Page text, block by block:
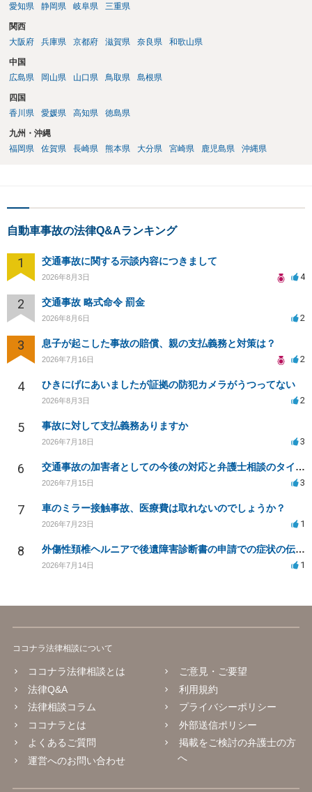
愛知県
静岡県 岐阜県 三重県
関西
大阪府
兵庫県 京都府 滋賀県 奈良県 和歌山県
中国
広島県
岡山県 山口県 鳥取県 島根県
四国
香川県
愛媛県 高知県 徳島県
九州・沖縄
福岡県
佐賀県 長崎県 熊本県 大分県 宮崎県 鹿児島県 沖縄県
自動車事故の法律Q&Aランキング
1 交通事故に関する示談内容につきまして
2026年8月3日 4
2 交通事故 略式命令 罰金
2026年8月6日 2
3 息子が起こした事故の賠償、親の支払義務と対策は？
2026年7月16日 2
4 ひきにげにあいましたが証拠の防犯カメラがうつってない
2026年8月3日 2
5 事故に対して支払義務ありますか
2026年7月18日 3
6 交通事故の加害者としての今後の対応と弁護士相談のタイミングは？
2026年7月15日 3
7 車のミラー接触事故、医療費は取れないのでしょうか？
2026年7月23日 1
8 外傷性頚椎ヘルニアで後遺障害診断書の申請での症状の伝え方等
2026年7月14日 1
ココナラ法律相談について
ココナラ法律相談とは
法律Q&A
法律相談コラム
ココナラとは
よくあるご質問
運営へのお問い合わせ
ご意見・ご要望
利用規約
プライバシーポリシー
外部送信ポリシー
掲載をご検討の弁護士の方
へ